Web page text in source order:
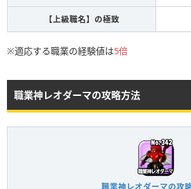
【上級職名】の極致
※適応する職業の経験値は5倍
職業神レオダーマの攻略方法
職業神レオダーマの攻